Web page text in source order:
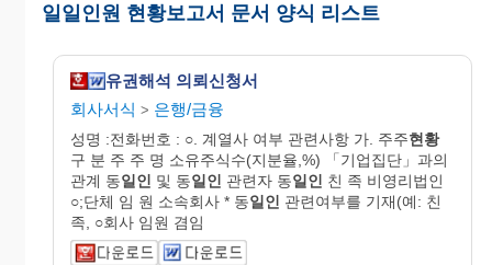
일일인원 현황보고서 문서 양식 리스트
유권해석 의뢰신청서
회사서식 > 은행/금융
성명 :전화번호 : ○. 계열사 여부 관련사항 가. 주주현황
구 분 주 주 명 소유주식수(지분율,%) 「기업집단」과의
관계 동일인 및 동일인 관련자 동일인 친 족 비영리법인
○;단체 임 원 소속회사 * 동일인 관련여부를 기재(예: 친
족, ○회사 임원 겸임